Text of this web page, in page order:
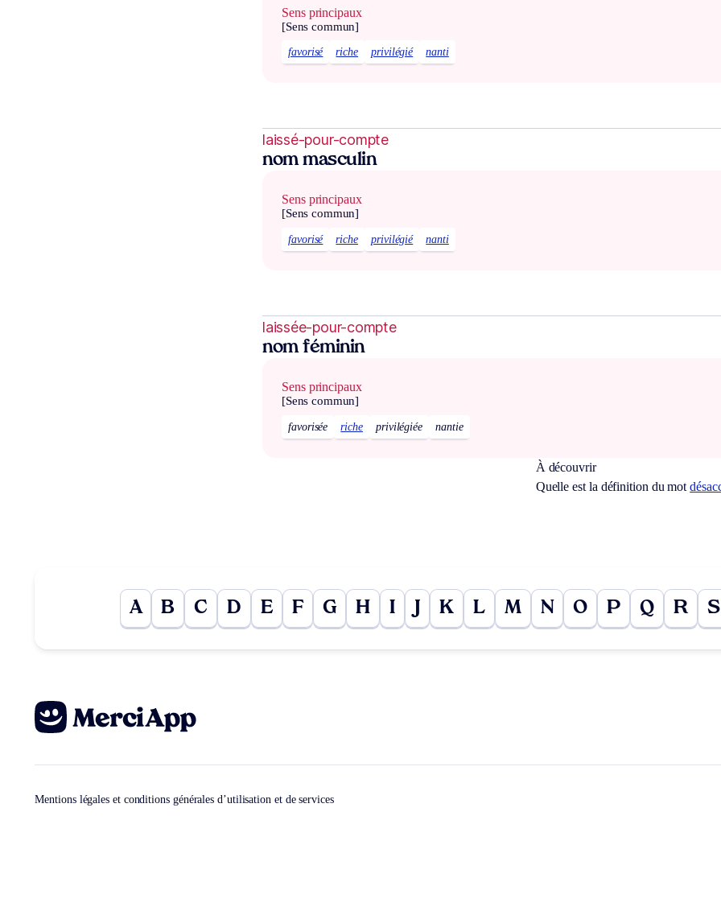
Sens principaux
[Sens commun]
favorisé riche privilégié nanti
laissé-pour-compte
nom masculin
Sens principaux
[Sens commun]
favorisé riche privilégié nanti
laissée-pour-compte
nom féminin
Sens principaux
[Sens commun]
favorisée riche privilégiée nantie
À découvrir
Quelle est la définition du mot
A B C D E F G H I J K L M N O P Q R S
Mentions légales et conditions générales d’utilisation et de services